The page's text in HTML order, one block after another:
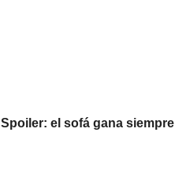
Spoiler: el sofá gana siempre